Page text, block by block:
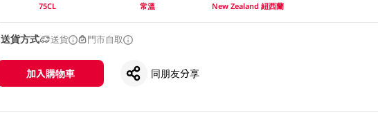
75CL
常溫
New Zealand 紐西蘭
送貨方式 送貨 門市自取
加入購物車 同朋友分享